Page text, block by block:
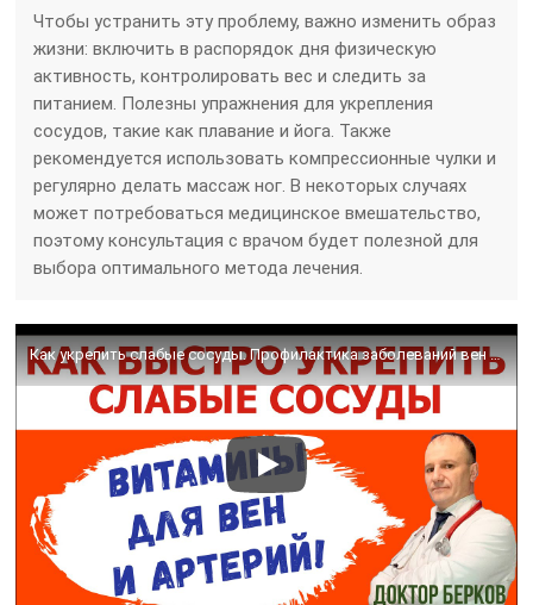
Чтобы устранить эту проблему, важно изменить образ
жизни: включить в распорядок дня физическую
активность, контролировать вес и следить за
питанием. Полезны упражнения для укрепления
сосудов, такие как плавание и йога. Также
рекомендуется использовать компрессионные чулки и
регулярно делать массаж ног. В некоторых случаях
может потребоваться медицинское вмешательство,
поэтому консультация с врачом будет полезной для
выбора оптимального метода лечения.
Как укрепить слабые сосуды. Профилактика заболеваний вен и артерий.